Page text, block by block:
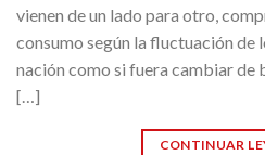
vienen de un lado para otro,
consumo según la fluctuación de
nación como si fuera cambiar de
[…]
CONTINUAR